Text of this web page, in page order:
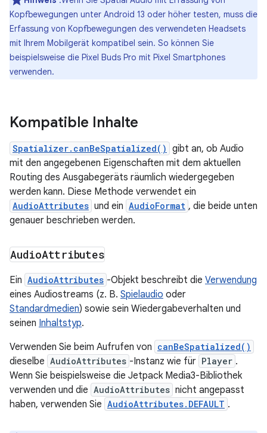
Kopfbewegungen unter Android 13 oder höher testen, muss die
Erfassung von Kopfbewegungen des verwendeten Headsets
mit Ihrem Mobilgerät kompatibel sein. So können Sie
beispielsweise die Pixel Buds Pro mit Pixel Smartphones
verwenden.
Kompatible Inhalte
Spatializer.canBeSpatialized() gibt an, ob Audio
mit den angegebenen Eigenschaften mit dem aktuellen
Routing des Ausgabegeräts räumlich wiedergegeben
werden kann. Diese Methode verwendet ein
AudioAttributes und ein AudioFormat , die beide unten
genauer beschrieben werden.
AudioAttributes
Ein AudioAttributes -Objekt beschreibt die Verwendung
eines Audiostreams (z. B. Spielaudio oder
Standardmedien) sowie sein Wiedergabeverhalten und
seinen Inhaltstyp.
Verwenden Sie beim Aufrufen von canBeSpatialized()
dieselbe AudioAttributes -Instanz wie für Player .
Wenn Sie beispielsweise die Jetpack Media3-Bibliothek
verwenden und die AudioAttributes nicht angepasst
haben, verwenden Sie AudioAttributes.DEFAULT .